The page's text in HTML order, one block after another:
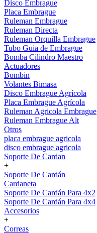
Disco Embrague
Placa Embrague
Ruleman Embrague
Ruleman Directa
Ruleman Orquilla Embrague
Tubo Guia de Embrague
Bomba Cilindro Maestro
Actuadores
Bombin
Volantes Bimasa
Disco Embrague Agrícola
Placa Embrague Agrícola
Ruleman Agricola Embrague
Ruleman Embrague Alt
Otros
placa embrague agricola
disco embrague agricola
Soporte De Cardan
+
Soporte De Cardán
Cardaneta
Soporte De Cardán Para 4x2
Soporte De Cardán Para 4x4
Accesorios
+
Correas